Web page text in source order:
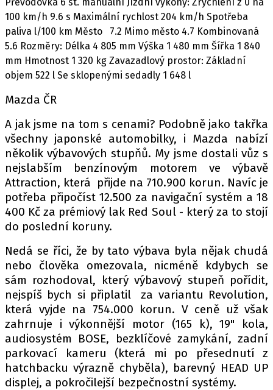
100 km/h 9.6 s Maximální rychlost 204 km/h Spotřeba
paliva l/100 km Město 7.2 Mimo město 4.7 Kombinovaná
5.6 Rozměry: Délka 4 805 mm Výška 1 480 mm Šířka 1 840
mm Hmotnost 1 320 kg Zavazadlový prostor: Základní
objem 522 l Se sklopenými sedadly 1 648 l
Mazda ČR
A jak jsme na tom s cenami? Podobně jako takřka
všechny japonské automobilky, i Mazda nabízí
několik výbavových stupňů. My jsme dostali vůz s
nejslabším benzínovým motorem ve výbavě
Attraction, která přijde na 710.900 korun. Navíc je
potřeba připočíst 12.500 za navigační systém a 18
400 Kč za prémiový lak Red Soul - který za to stojí
do poslední koruny.
Nedá se říci, že by tato výbava byla nějak chudá
nebo člověka omezovala, nicméně kdybych se
sám rozhodoval, který výbavový stupeň pořídit,
nejspíš bych si připlatil za variantu Revolution,
která vyjde na 754.000 korun. V ceně už však
zahrnuje i výkonnější motor (165 k), 19" kola,
audiosystém BOSE, bezklíčové zamykání, zadní
parkovací kameru (která mi po přesednutí z
hatchbacku výrazně chyběla), barevný HEAD UP
displej, a pokročilejší bezpečnostní systémy.